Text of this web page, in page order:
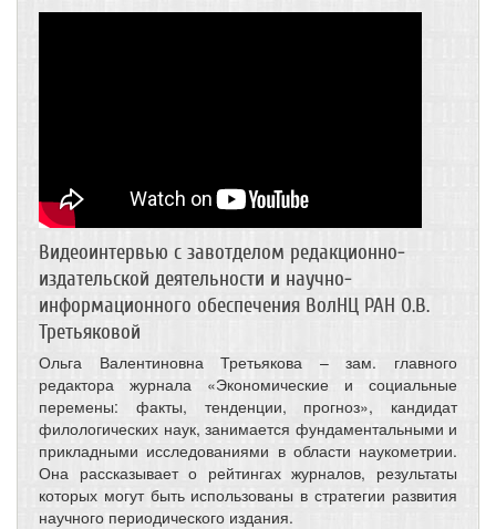
Видеоинтервью с завотделом редакционно-
издательской деятельности и научно-
информационного обеспечения ВолНЦ РАН О.В.
Третьяковой
Ольга Валентиновна Третьякова – зам. главного
редактора журнала «Экономические и социальные
перемены: факты, тенденции, прогноз», кандидат
филологических наук, занимается фундаментальными и
прикладными исследованиями в области наукометрии.
Она рассказывает о рейтингах журналов, результаты
которых могут быть использованы в стратегии развития
научного периодического издания.